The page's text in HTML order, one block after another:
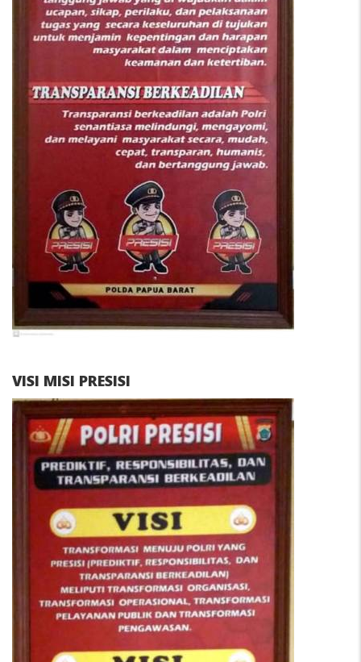
VISI MISI PRESISI